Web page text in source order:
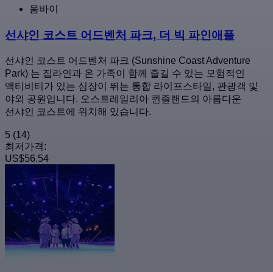
움바이
선샤인 코스트 어드벤처 파크, 더 빅 파인애플
선샤인 코스트 어드벤처 파크 (Sunshine Coast Adventure
Park) 는 집라인과 온 가족이 함께 즐길 수 있는 모험적인
액티비티가 있는 심장이 뛰는 통합 라이프스타일, 관광객 및
야외 공원입니다. 오스트레일리아 퀸즐랜드의 아름다운
선샤인 코스트에 위치해 있습니다.
5 (14)
최저가격:
US$56.54